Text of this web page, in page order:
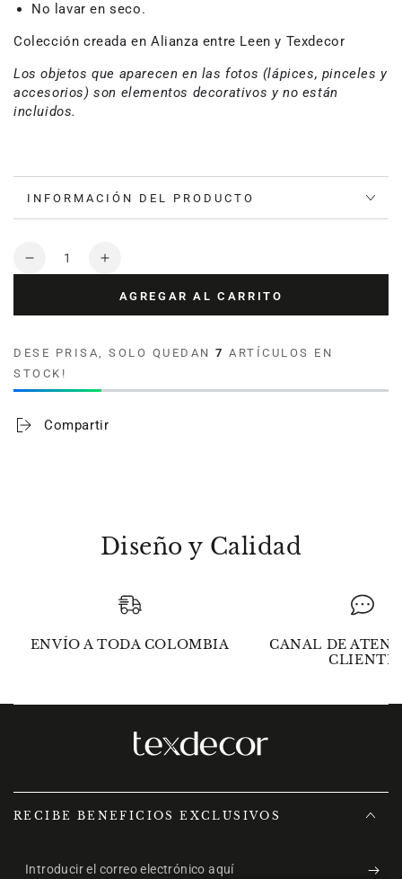
No lavar en seco.
Colección creada en Alianza entre Leen y Texdecor
Los objetos que aparecen en las fotos (lápices, pinceles y
accesorios) son elementos decorativos y no están
incluidos.
INFORMACIÓN DEL PRODUCTO
Cantidad
Reducir
Cuadrada
Ilustrada
Jardin
Interior
By
Aumentar
para
Cuadrada
Jardin
By
AGREGAR AL CARRITO
DESE PRISA, SOLO QUEDAN 7 ARTÍCULOS EN
STOCK!
Compartir
Diseño y Calidad
ENVÍO A TODA COLOMBIA
CANAL DE
CLIENTE
RECIBE BENEFICIOS EXCLUSIVOS
Introducir